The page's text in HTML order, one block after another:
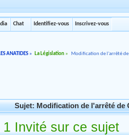
Chat Identifiez-vous Inscrivez-vous
ANATIDES» La Législation » Modification de l'arrêté de
Sujet: Modification de l'arrêté de
Invité sur ce sujet